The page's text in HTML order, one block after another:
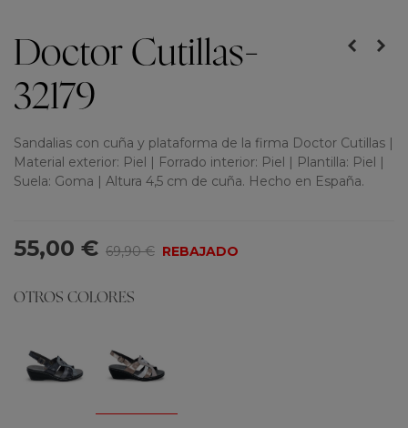
Doctor Cutillas-
32179
Sandalias con cuña y plataforma de la firma Doctor Cutillas |
Material exterior: Piel | Forrado interior: Piel | Plantilla: Piel |
Suela: Goma | Altura 4,5 cm de cuña. Hecho en España.
55,00 € 69,90 € REBAJADO
OTROS COLORES